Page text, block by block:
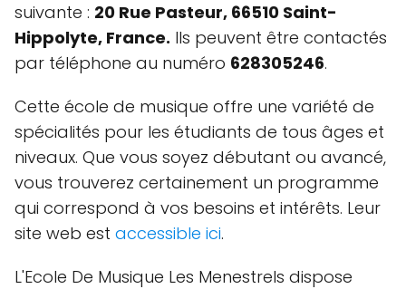
suivante : 20 Rue Pasteur, 66510 Saint-
Hippolyte, France. Ils peuvent être contactés
par téléphone au numéro 628305246.
Cette école de musique offre une variété de
spécialités pour les étudiants de tous âges et
niveaux. Que vous soyez débutant ou avancé,
vous trouverez certainement un programme
qui correspond à vos besoins et intérêts. Leur
site web est accessible ici.
L'Ecole De Musique Les Menestrels dispose